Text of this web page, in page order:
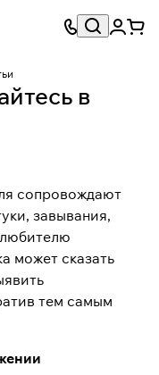
в
сопровождают
завывания,
может сказать
тем самым